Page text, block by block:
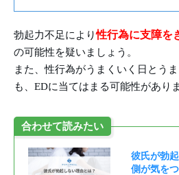
勃起力不足により性行為に支障を
の可能性を疑いましょう。
また、性行為がうまくいく日とう
も、EDに当てはまる可能性があり
合わせて読みたい
彼氏が勃
側が気を